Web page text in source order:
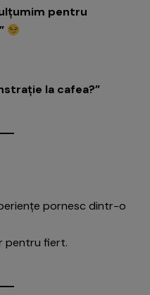
pentru
la cafea?”
pornesc dintr-o
pentru fiert.